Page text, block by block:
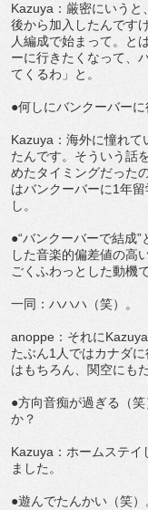
Kazuya：厳密にいうと
後から加入したんです
人編成で始まって。と
ーに行きたくなって、
てくるわ」と。
●何しにバンクーバー
Kazuya：海外に憧れ
たんです。そういう話
めたタイミングだった
はバンクーバーに1年
し。
●“バンクーバーで結成
した音楽的偏差値の高
ごくふわっとした動機
一同：ハハハ（笑）。
anoppe：それに
たぶん1人ではカナダ
はもちろん、関空にも
●方向音痴が過ぎる（
か？
Kazuya：ホームステ
ました。
●遊んでたんかい（笑）